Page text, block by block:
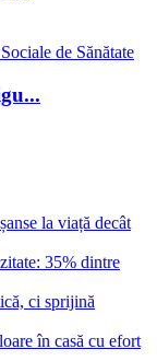
la viață decât
35% dintre
ci sprijină
în casă cu efort